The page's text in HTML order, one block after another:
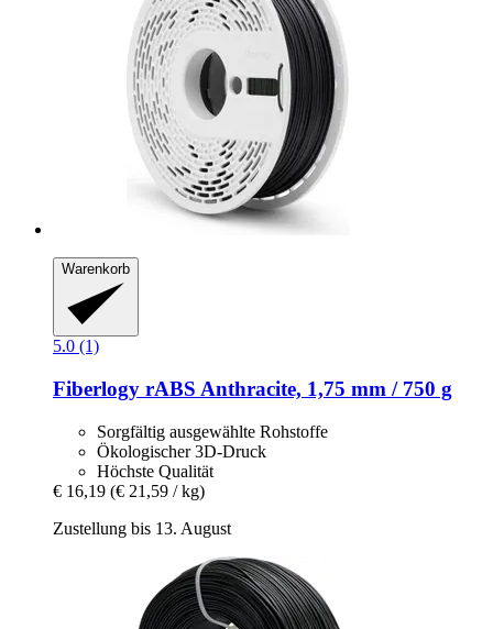
Warenkorb
5.0 (1)
Fiberlogy rABS Anthracite, 1,75 mm / 750 g
Sorgfältig ausgewählte Rohstoffe
Ökologischer 3D-Druck
Höchste Qualität
€ 16,19 (€ 21,59 / kg)
Zustellung bis 13. August